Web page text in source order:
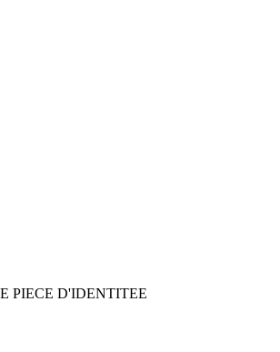
PIECE D'IDENTITEE